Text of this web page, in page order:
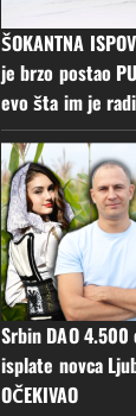
ŠOKANTNA
je brzo postao
evo šta im je
Srbin DAO
isplate novca
OČEKIVAO